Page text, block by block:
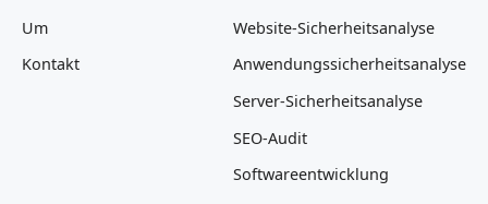
Um
Kontakt
Website-Sicherheitsanalyse
Anwendungssicherheitsanalyse
Server-Sicherheitsanalyse
SEO-Audit
Softwareentwicklung